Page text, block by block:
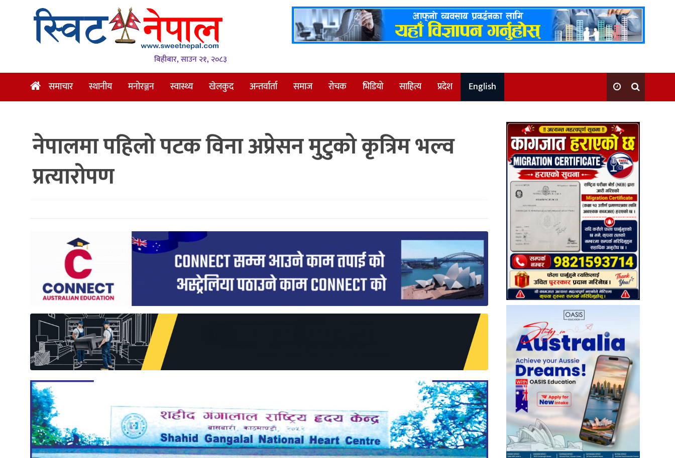
मनोरञ्जन
स्वास्थ्य
अन्तर्वार्ता
रोचक
बिहीबार, साउन २१, २०८३
समाचार स्थानीय मनोरञ्जन स्वास्थ्य खेलकुद अन्तर्वार्ता समाज रोचक भिडियो साहित्य प्रदेश English
नेपालमा पहिलो पटक विना अप्रेसन मुटुकाे कृत्रिम भल्व
प्रत्यारोपण